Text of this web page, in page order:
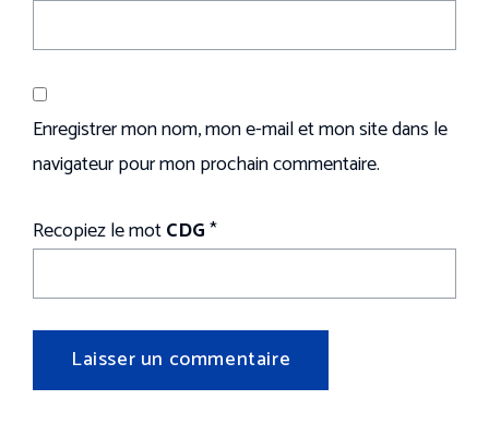
Enregistrer mon nom, mon e-mail et mon site dans le
navigateur pour mon prochain commentaire.
Recopiez le motCDG*